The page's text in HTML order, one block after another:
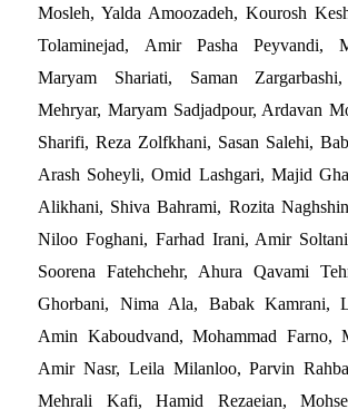
Mosleh, Yalda Amoozadeh, Kourosh
Tolaminejad, Amir Pasha Peyvandi,
Maryam Shariati, Saman
Mehryar, Maryam Sadjadpour, Ardavan
Sharifi, Reza Zolfkhani, Sasan Salehi,
Arash Soheyli, Omid Lashgari, Majid
Alikhani, Shiva Bahrami, Rozita
Niloo Foghani, Farhad Irani, Amir
Soorena Fatehchehr, Ahura Qavami
Ghorbani, Nima Ala, Babak Kamrani,
Amin Kaboudvand, Mohammad Farno,
Amir Nasr, Leila Milanloo, Parvin
Mehrali Kafi, Hamid Rezaeian,